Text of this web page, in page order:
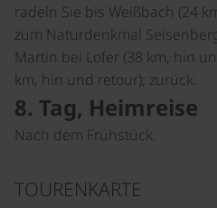
radeln Sie bis Weißbach (24
zum Naturdenkmal
Martin bei Lofer (38 km, hin
km, hin und retour); zurück.
8. Tag, Heimreise
Nach dem Frühstück.
TOURENKARTE